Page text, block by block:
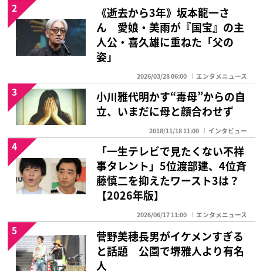
《逝去から3年》坂本龍一さ
ん 愛娘・美雨が『国宝』の主
人公・喜久雄に重ねた「父の
姿」
2026/03/28 06:00 エンタメニュース
2
小川雅代明かす“毒母”からの自
立、いまだに母と顔合わせず
2018/11/18 11:00 インタビュー
3
「一生テレビで見たくない不祥
事タレント」5位渡部建、4位斉
藤慎二を抑えたワースト3は？
【2026年版】
2026/06/17 11:00 エンタメニュース
4
菅野美穂長男がイケメンすぎる
と話題 公園で堺雅人より有名
人
5